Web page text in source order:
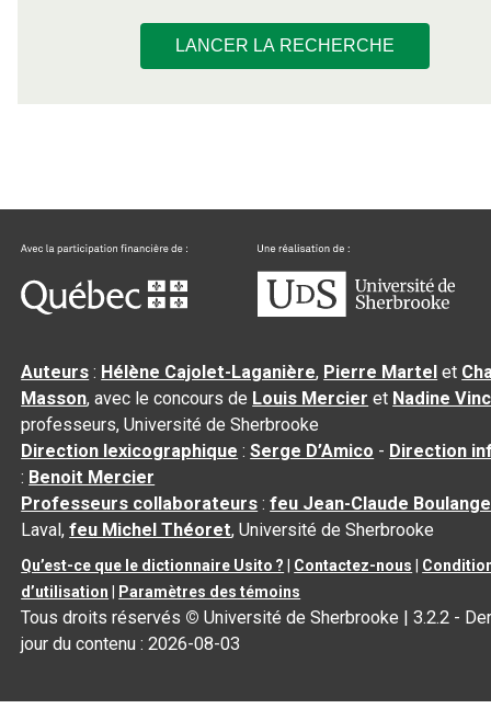
LANCER LA RECHERCHE
Auteurs : Hélène Cajolet-Laganière, Pierre Martel et
Masson, avec le concours de Louis Mercier et Nadine
professeurs, Université de Sherbrooke
Direction lexicographique :Serge D’Amico - Direction
: Benoit Mercier
Professeurs collaborateurs :feu Jean-Claude
Laval,feu Michel Théoret, Université de Sherbrooke
Qu’est-ce que le dictionnaire Usito ? Contactez-nous
d’utilisation
Paramètres des témoins
Tous droits réservés © Université de Sherbrooke |3.2.2 -
jour du contenu :2026-08-03